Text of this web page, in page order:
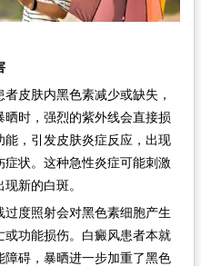
者皮肤内黑色素减少或缺失，
时，强烈的紫外线会直接损
，引发皮肤炎症反应，出现
状。这种急性炎症可能刺激
新的白斑。​
过度照射会对黑色素细胞产生
功能损伤。白癜风患者本就
碍，暴晒进一步加重了黑色